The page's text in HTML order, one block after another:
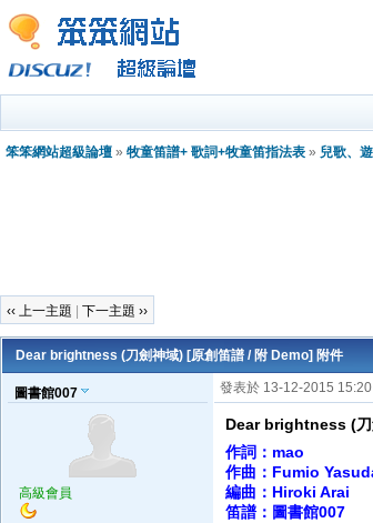
笨笨網站超級論壇 » 牧童笛譜+ 歌詞+牧童笛指法表 » 兒歌、
‹‹ 上一主題 下一主題 ››
Dear brightness (刀劍神域) [原創笛譜 / 附 Demo] 附件
圖書館007
高級會員
發表於 13-12-2015 15:20
Dear brightness (刀
作詞：mao
作曲：Fumio
編曲：Hiroki Arai
笛譜：圖書館007